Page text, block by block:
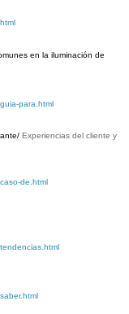
en la iluminación de
para.html
Experiencias del cliente y
de.html